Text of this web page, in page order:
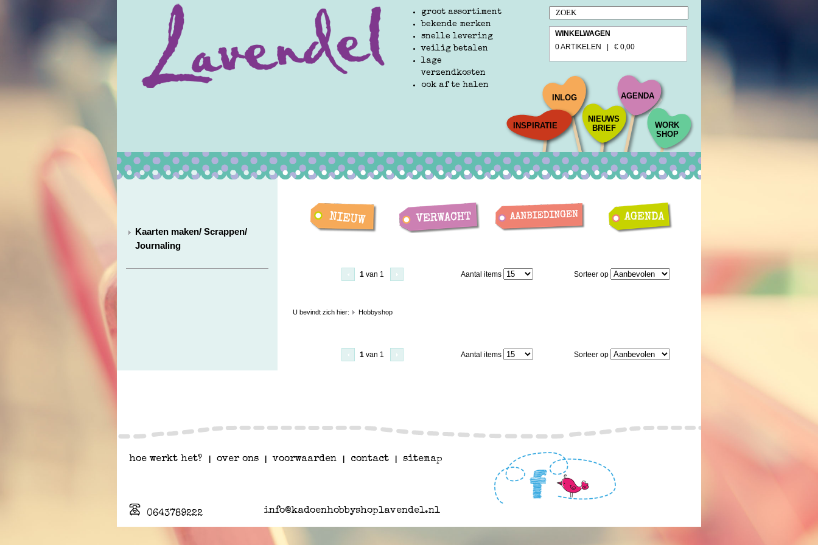
groot assortiment
bekende merken
snelle levering
veilig betalen
lage
verzendkosten
ook af te halen
WINKELWAGEN
0 ARTIKELEN | € 0,00
INSPIRATIE
INLOG
NIEUWS
BRIEF
AGENDA
WORK
SHOP
Kaarten maken/ Scrappen/
Journaling
1van 1 Aantal items Sorteer op
U bevindt zich hier: Hobbyshop
1van 1 Aantal items Sorteer op
hoe werkt het? over ons voorwaarden contact sitemap
0643789222 info@kadoenhobbyshoplavendel.nl